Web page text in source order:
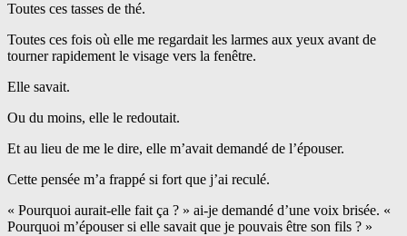
Toutes ces tasses de thé.
Toutes ces fois où elle me regardait les larmes aux yeux avant de
tourner rapidement le visage vers la fenêtre.
Elle savait.
Ou du moins, elle le redoutait.
Et au lieu de me le dire, elle m’avait demandé de l’épouser.
Cette pensée m’a frappé si fort que j’ai reculé.
« Pourquoi aurait-elle fait ça ? » ai-je demandé d’une voix brisée. «
Pourquoi m’épouser si elle savait que je pouvais être son fils ? »